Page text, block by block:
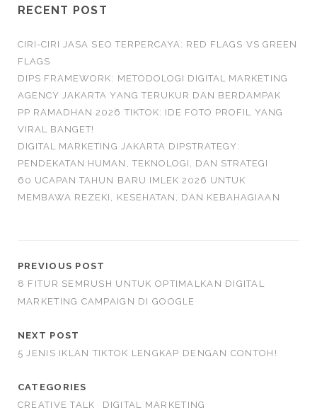
RECENT POST
CIRI-CIRI JASA SEO TERPERCAYA: RED FLAGS VS GREEN
FLAGS
DIPS FRAMEWORK: METODOLOGI DIGITAL MARKETING
AGENCY JAKARTA YANG TERUKUR DAN BERDAMPAK
PP RAMADHAN 2026 TIKTOK: IDE FOTO PROFIL YANG
VIRAL BANGET!
DIGITAL MARKETING JAKARTA DIPSTRATEGY:
PENDEKATAN HUMAN, TEKNOLOGI, DAN STRATEGI
60 UCAPAN TAHUN BARU IMLEK 2026 UNTUK
MEMBAWA REZEKI, KESEHATAN, DAN KEBAHAGIAAN
PREVIOUS POST
8 FITUR SEMRUSH UNTUK OPTIMALKAN DIGITAL
MARKETING CAMPAIGN DI GOOGLE
NEXT POST
5 JENIS IKLAN TIKTOK LENGKAP DENGAN CONTOH!
CATEGORIES
CREATIVE TALK
DIGITAL MARKETING